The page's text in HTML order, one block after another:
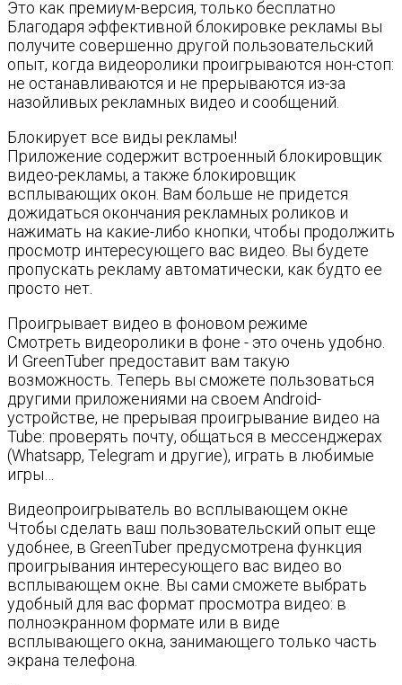
Это как премиум-версия, только бесплатно
Благодаря эффективной блокировке рекламы вы
получите совершенно другой пользовательский
опыт, когда видеоролики проигрываются нон-стоп:
не останавливаются и не прерываются из-за
назойливых рекламных видео и сообщений.
Блокирует все виды рекламы!
Приложение содержит встроенный блокировщик
видео-рекламы, а также блокировщик
всплывающих окон. Вам больше не придется
дожидаться окончания рекламных роликов и
нажимать на какие-либо кнопки, чтобы продолжить
просмотр интересующего вас видео. Вы будете
пропускать рекламу автоматически, как будто ее
просто нет.
Проигрывает видео в фоновом режиме
Смотреть видеоролики в фоне - это очень удобно.
И GreenTuber предоставит вам такую
возможность. Теперь вы сможете пользоваться
другими приложениями на своем Android-
устройстве, не прерывая проигрывание видео на
Tube: проверять почту, общаться в мессенджерах
(Whatsapp, Telegram и другие), играть в любимые
игры…
Видеопроигрыватель во всплывающем окне
Чтобы сделать ваш пользовательский опыт еще
удобнее, в GreenTuber предусмотрена функция
проигрывания интересующего вас видео во
всплывающем окне. Вы сами сможете выбрать
удобный для вас формат просмотра видео: в
полноэкранном формате или в виде
всплывающего окна, занимающего только часть
экрана телефона.